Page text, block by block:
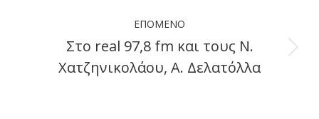
ΕΠΌΜΕΝΟ
Next
post:
Στο real 97,8 fm και τους Ν.
Χατζηνικολάου, Α. Δελατόλλα